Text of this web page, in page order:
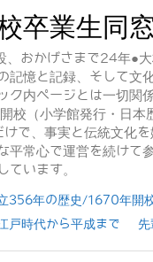
卒業生同
おかげさまで24年●大
記憶と記録、そして
ク内ページとは一切
校（小学館発行・日
で、事実と伝統文化
平常心で運営を続け
ています。
356年の歴史/1670年開
戸時代から平成まで 先